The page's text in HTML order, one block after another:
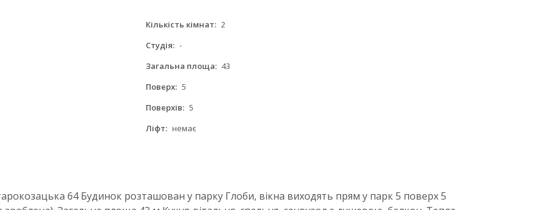
Кількість кімнат: 2
Студія: -
Загальна площа: 43
Поверх: 5
Поверхів: 5
Ліфт: немає
64 Будинок розташован у парку Глоби, вікна виходять прям у парк 5 поверх 5